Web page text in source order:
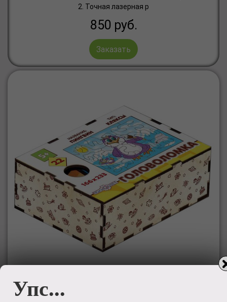
2. Точная лазерная р
850 руб.
Заказать
Упс...